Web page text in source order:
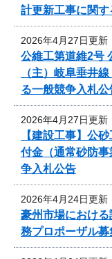
計更新工事に関
2026年4月27日更新
公維工第道維2号
（主）岐阜垂井
る一般競争入札公
2026年4月27日更新
【建設工事】公
付金（通常砂防
争入札公告
2026年4月24日更新
豪州市場におけ
務プロポーザル募